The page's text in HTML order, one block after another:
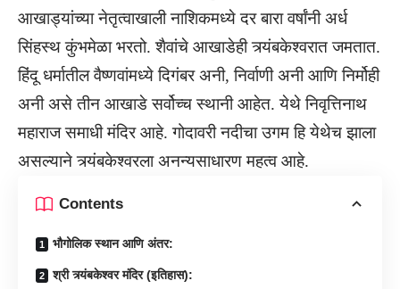
आखाड्यांच्या नेतृत्वाखाली नाशिकमध्ये दर बारा वर्षांनी अर्ध
सिंहस्थ कुंभमेळा भरतो. शैवांचे आखाडेही त्र्यंबकेश्वरात जमतात.
हिंदू धर्मातील वैष्णवांमध्ये दिगंबर अनी, निर्वाणी अनी आणि निर्मोही
अनी असे तीन आखाडे सर्वोच्च स्थानी आहेत. येथे निवृत्तिनाथ
महाराज समाधी मंदिर आहे. गोदावरी नदीचा उगम हि येथेच झाला
असल्याने त्र्यंबकेश्वरला अनन्यसाधारण महत्व आहे.
Contents
भौगोलिक स्थान आणि अंतर:
श्री त्र्यंबकेश्वर मंदिर (इतिहास):